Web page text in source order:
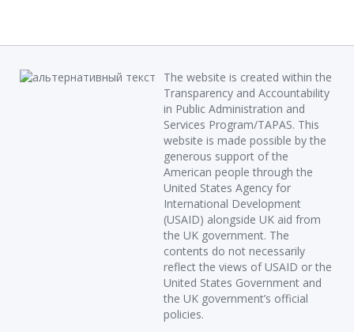
The website is created within the
Transparency and Accountability
in Public Administration and
Services Program/TAPAS. This
website is made possible by the
generous support of the
American people through the
United States Agency for
International Development
(USAID) alongside UK aid from
the UK government. The
contents do not necessarily
reflect the views of USAID or the
United States Government and
the UK government’s official
policies.